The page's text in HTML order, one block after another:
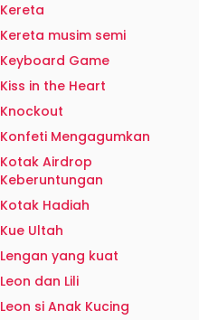
Kereta
Kereta musim semi
Keyboard Game
Kiss in the Heart
Knockout
Konfeti Mengagumkan
Kotak Airdrop
Keberuntungan
Kotak Hadiah
Kue Ultah
Lengan yang kuat
Leon dan Lili
Leon si Anak Kucing